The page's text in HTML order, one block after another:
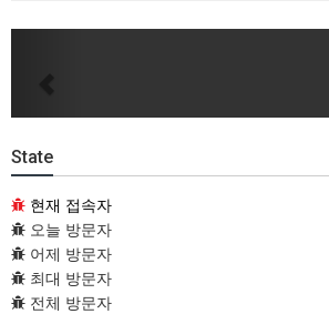
State
현재 접속자
오늘 방문자
어제 방문자
최대 방문자
전체 방문자